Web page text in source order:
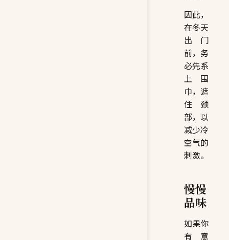
因此，
在冬天
出门
前，务
必先系
上围
巾，遮
住颈
部，以
减少冷
空气的
刺激。
慢慢
品味
如果你
有意